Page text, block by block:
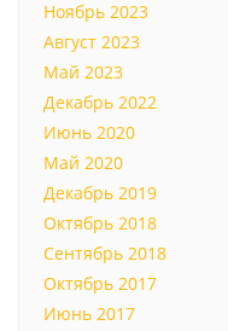
Ноябрь 2023
Август 2023
Май 2023
Декабрь 2022
Июнь 2020
Май 2020
Декабрь 2019
Октябрь 2018
Сентябрь 2018
Октябрь 2017
Июнь 2017